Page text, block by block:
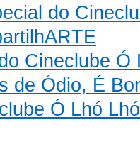
do
Cineclube Ó
de Ódio, É
Ó Lhó Lhó